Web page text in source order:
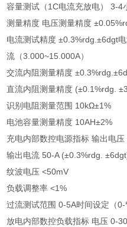
容量测试（1C电流充放电） 3-4
测量精度 电压测量精度
电流测试精度 ±0.3%rdg.±6dgt
流（3.000~15.000A）
交流内阻测量精度
直流内阻测量精度 (±0.1%rdg.
识别电阻测量范围 10kΩ±1%
电池容量测量精度 10AH±2%
充电内部数控电源指标 输出电
输出电流 50-A (±0.3%rdg.
纹波电压 <50mV
负载调整率 <1%
过流测试范围 0-5A时间设定（0-
放电内部数控负载指标 电压 0-